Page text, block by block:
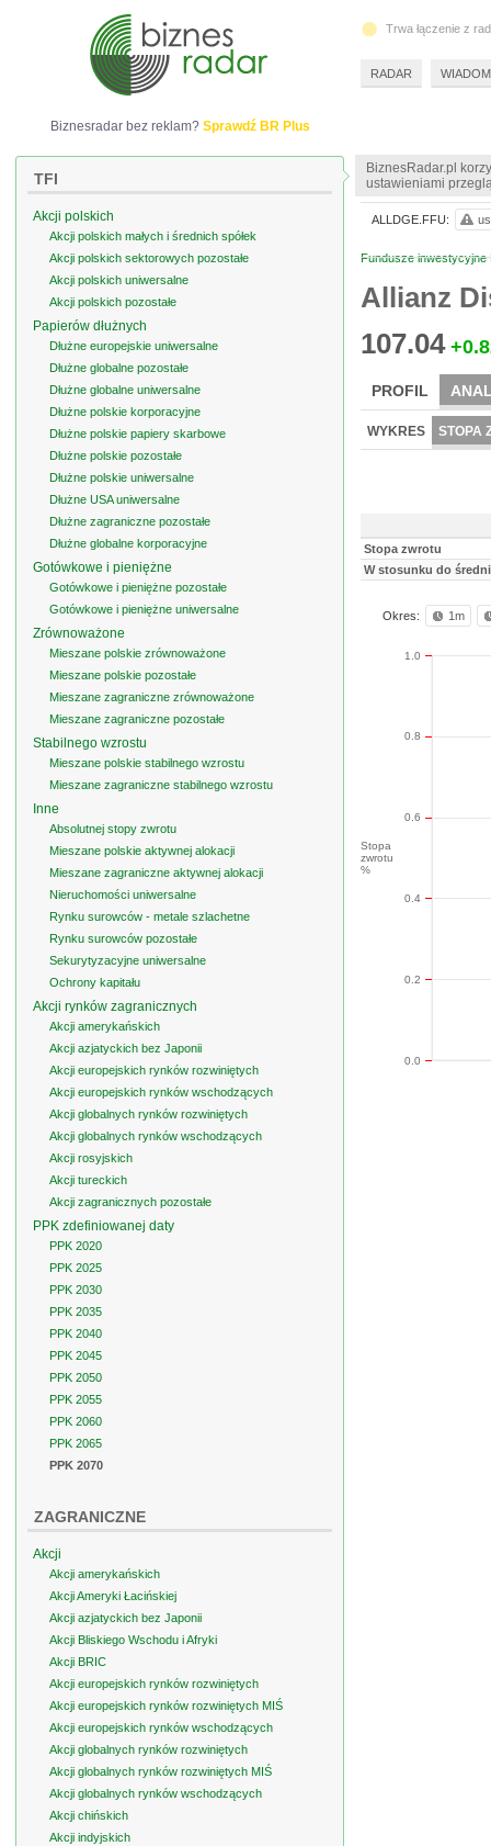
BiznesRadar.pl
ustawieniami
Fundusze inwestycyjne
Allianz
107.04
PROFIL
WYKRES STOPA
Stopa zwrotu
W stosunku do
Okres: 1m
Stopa
zwrotu
%
0.0
0.2
0.4
0.6
0.8
1.0
ALLDGE.FFU:
Biznesradar bez reklam? Sprawdź BR Plus
TFI
Akcji polskich
Akcji polskich małych i średnich spółek
Akcji polskich sektorowych pozostałe
Akcji polskich uniwersalne
Akcji polskich pozostałe
Papierów dłużnych
Dłużne europejskie uniwersalne
Dłużne globalne pozostałe
Dłużne globalne uniwersalne
Dłużne polskie korporacyjne
Dłużne polskie papiery skarbowe
Dłużne polskie pozostałe
Dłużne polskie uniwersalne
Dłużne USA uniwersalne
Dłużne zagraniczne pozostałe
Dłużne globalne korporacyjne
Gotówkowe i pieniężne
Gotówkowe i pieniężne pozostałe
Gotówkowe i pieniężne uniwersalne
Zrównoważone
Mieszane polskie zrównoważone
Mieszane polskie pozostałe
Mieszane zagraniczne zrównoważone
Mieszane zagraniczne pozostałe
Stabilnego wzrostu
Mieszane polskie stabilnego wzrostu
Mieszane zagraniczne stabilnego wzrostu
Inne
Absolutnej stopy zwrotu
Mieszane polskie aktywnej alokacji
Mieszane zagraniczne aktywnej alokacji
Nieruchomości uniwersalne
Rynku surowców - metale szlachetne
Rynku surowców pozostałe
Sekurytyzacyjne uniwersalne
Ochrony kapitału
Akcji rynków zagranicznych
Akcji amerykańskich
Akcji azjatyckich bez Japonii
Akcji europejskich rynków rozwiniętych
Akcji europejskich rynków wschodzących
Akcji globalnych rynków rozwiniętych
Akcji globalnych rynków wschodzących
Akcji rosyjskich
Akcji tureckich
Akcji zagranicznych pozostałe
PPK zdefiniowanej daty
PPK 2020
PPK 2025
PPK 2030
PPK 2035
PPK 2040
PPK 2045
PPK 2050
PPK 2055
PPK 2060
PPK 2065
PPK 2070
ZAGRANICZNE
Akcji
Akcji amerykańskich
Akcji Ameryki Łacińskiej
Akcji azjatyckich bez Japonii
Akcji Bliskiego Wschodu i Afryki
Akcji BRIC
Akcji europejskich rynków rozwiniętych
Akcji europejskich rynków rozwiniętych MIŚ
Akcji europejskich rynków wschodzących
Akcji globalnych rynków rozwiniętych
Akcji globalnych rynków rozwiniętych MIŚ
Akcji globalnych rynków wschodzących
Akcji chińskich
Akcji indyjskich
Trwa łączenie z
RADAR